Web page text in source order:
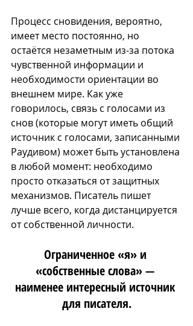
Процесс сновидения, вероятно,
имеет место постоянно, но
остаётся незаметным из-за потока
чувственной информации и
необходимости ориентации во
внешнем мире. Как уже
говорилось, связь с голосами из
снов (которые могут иметь общий
источник с голосами, записанными
Раудивом) может быть установлена
в любой момент: необходимо
просто отказаться от защитных
механизмов. Писатель пишет
лучше всего, когда дистанцируется
от собственной личности.
Ограниченное «я» и
«собственные слова» —
наименее интересный источник
для писателя.